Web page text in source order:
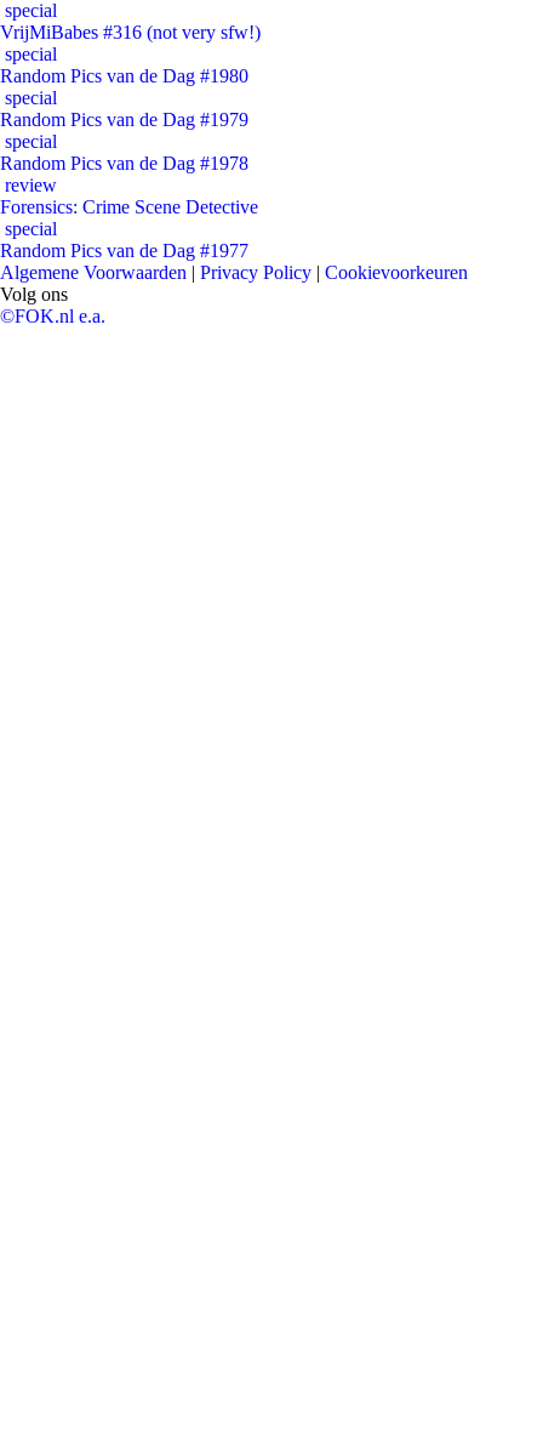
special
VrijMiBabes #316 (not very sfw!)
special
Random Pics van de Dag #1980
special
Random Pics van de Dag #1979
special
Random Pics van de Dag #1978
review
Forensics: Crime Scene Detective
special
Random Pics van de Dag #1977
Algemene Voorwaarden | Privacy Policy | Cookievoorkeuren
Volg ons
©FOK.nl e.a.